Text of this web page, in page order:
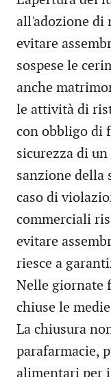
all'adozione di
evitare
sospese le
anche
le attività di
con obbligo di
sicurezza di
sanzione della
caso di
commerciali
evitare
riesce a
Nelle giornate
chiuse le
La chiusura
parafarmacie,